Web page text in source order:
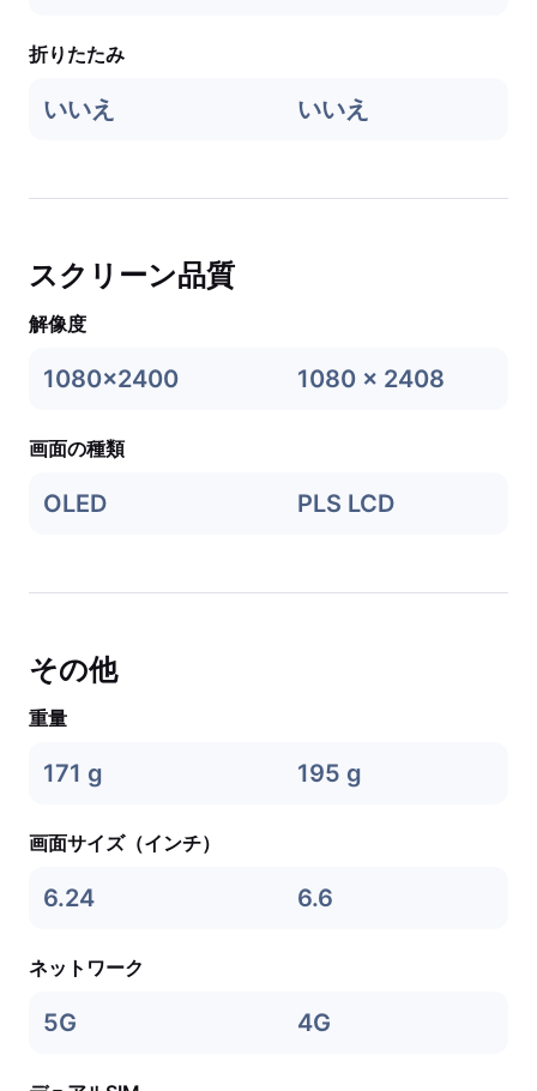
折りたたみ
いいえ いいえ
スクリーン品質
解像度
1080x2400 1080 x 2408
画面の種類
OLED PLS LCD
その他
重量
171 g 195 g
画面サイズ（インチ）
6.24 6.6
ネットワーク
5G 4G